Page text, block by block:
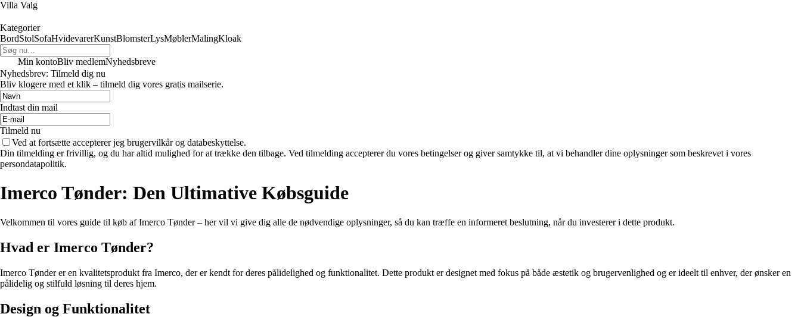
Villa Valg
Kategorier
BordStolSofaHvidevarerKunstBlomsterLysMøblerMalingKloak
Min kontoBliv medlemNyhedsbreve
Nyhedsbrev: Tilmeld dig nu
Bliv klogere med et klik – tilmeld dig vores gratis mailserie.
Indtast din mail
Tilmeld nu
Ved at fortsætte accepterer jeg brugervilkår og databeskyttelse.
Din tilmelding er frivillig, og du har altid mulighed for at trække den tilbage. Ved tilmelding accepterer du vores betingelser og giver samtykke til, at vi behandler dine oplysninger som beskrevet i vores
persondatapolitik.
Imerco Tønder: Den Ultimative Købsguide
Velkommen til vores guide til køb af Imerco Tønder – her vil vi give dig alle de nødvendige oplysninger, så du kan træffe en informeret beslutning, når du investerer i dette produkt.
Hvad er Imerco Tønder?
Imerco Tønder er en kvalitetsprodukt fra Imerco, der er kendt for deres pålidelighed og funktionalitet. Dette produkt er designet med fokus på både æstetik og brugervenlighed og er ideelt til enhver, der ønsker en
pålidelig og stilfuld løsning til deres hjem.
Design og Funktionalitet